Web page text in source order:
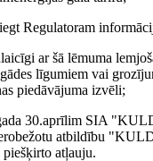
ar šā lēmuma
līgumiem vai
piedāvājuma izvēli;
30.aprīlim SIA
atbildību
atļauju.